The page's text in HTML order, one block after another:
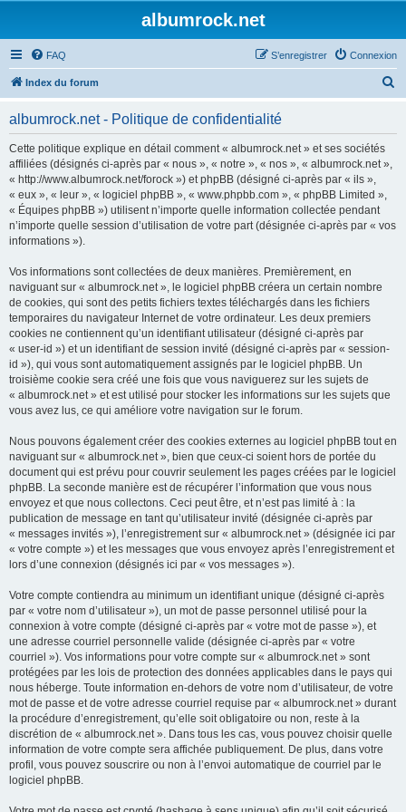
albumrock.net
FAQ Connexion
S’enregistrer
Index du forum
albumrock.net - Politique de confidentialité
Cette politique explique en détail comment « albumrock.net » et ses sociétés
affiliées (désignés ci-après par « nous », « notre », « nos », « albumrock.net »,
« http://www.albumrock.net/forock ») et phpBB (désigné ci-après par « ils »,
« eux », « leur », « logiciel phpBB », « www.phpbb.com », « phpBB Limited »,
« Équipes phpBB ») utilisent n’importe quelle information collectée pendant
n’importe quelle session d’utilisation de votre part (désignée ci-après par « vos
informations »).
Vos informations sont collectées de deux manières. Premièrement, en
naviguant sur « albumrock.net », le logiciel phpBB créera un certain nombre
de cookies, qui sont des petits fichiers textes téléchargés dans les fichiers
temporaires du navigateur Internet de votre ordinateur. Les deux premiers
cookies ne contiennent qu’un identifiant utilisateur (désigné ci-après par
« user-id ») et un identifiant de session invité (désigné ci-après par « session-
id »), qui vous sont automatiquement assignés par le logiciel phpBB. Un
troisième cookie sera créé une fois que vous naviguerez sur les sujets de
« albumrock.net » et est utilisé pour stocker les informations sur les sujets que
vous avez lus, ce qui améliore votre navigation sur le forum.
Nous pouvons également créer des cookies externes au logiciel phpBB tout en
naviguant sur « albumrock.net », bien que ceux-ci soient hors de portée du
document qui est prévu pour couvrir seulement les pages créées par le logiciel
phpBB. La seconde manière est de récupérer l’information que vous nous
envoyez et que nous collectons. Ceci peut être, et n’est pas limité à : la
publication de message en tant qu’utilisateur invité (désignée ci-après par
« messages invités »), l’enregistrement sur « albumrock.net » (désignée ici par
« votre compte ») et les messages que vous envoyez après l’enregistrement et
lors d’une connexion (désignés ici par « vos messages »).
Votre compte contiendra au minimum un identifiant unique (désigné ci-après
par « votre nom d’utilisateur »), un mot de passe personnel utilisé pour la
connexion à votre compte (désigné ci-après par « votre mot de passe »), et
une adresse courriel personnelle valide (désignée ci-après par « votre
courriel »). Vos informations pour votre compte sur « albumrock.net » sont
protégées par les lois de protection des données applicables dans le pays qui
nous héberge. Toute information en-dehors de votre nom d’utilisateur, de votre
mot de passe et de votre adresse courriel requise par « albumrock.net » durant
la procédure d’enregistrement, qu’elle soit obligatoire ou non, reste à la
discrétion de « albumrock.net ». Dans tous les cas, vous pouvez choisir quelle
information de votre compte sera affichée publiquement. De plus, dans votre
profil, vous pouvez souscrire ou non à l’envoi automatique de courriel par le
logiciel phpBB.